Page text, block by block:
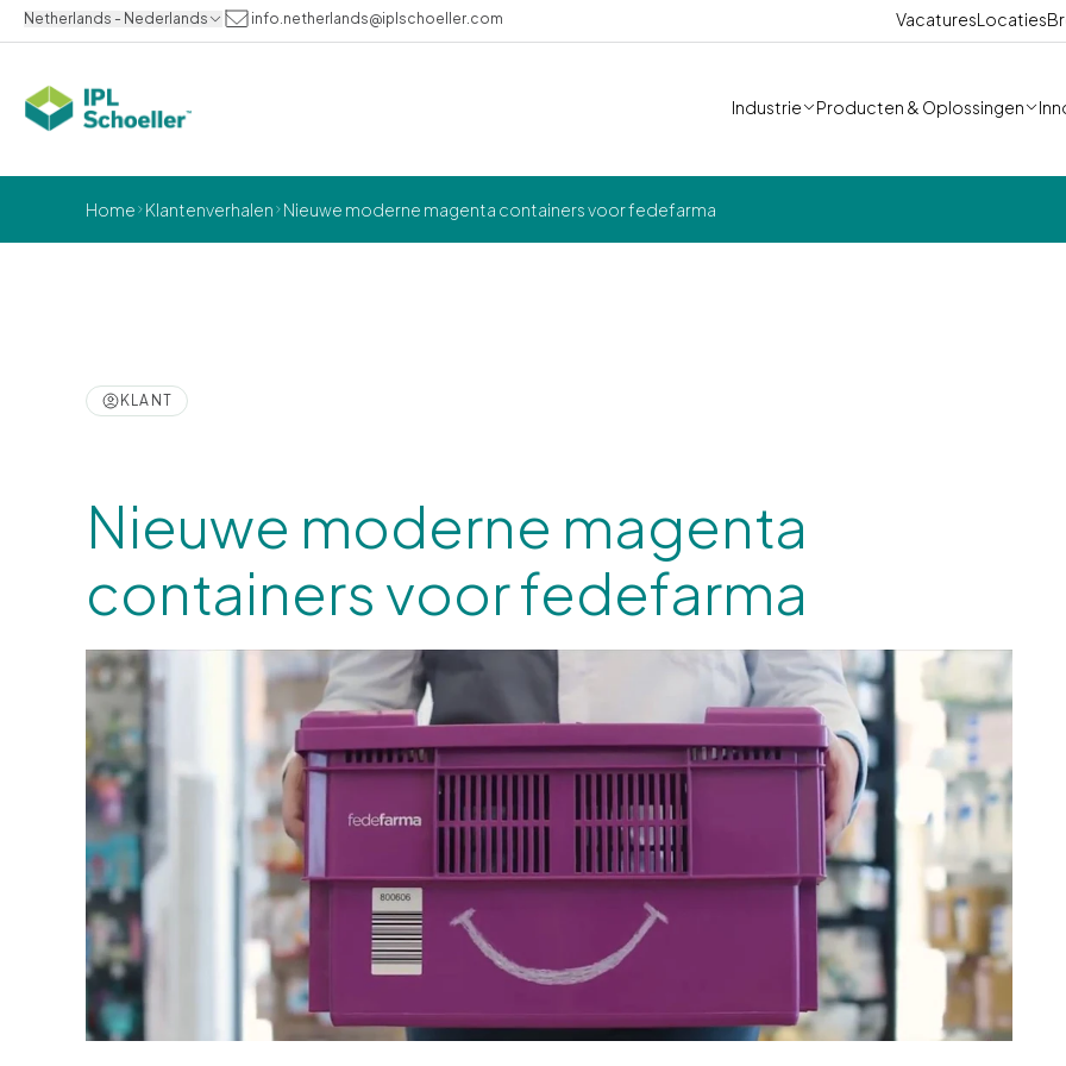
Netherlands - Nederlands info.netherlands@iplschoeller.com VacaturesLocaties
Industrie Producten & Oplossingen
Home Klantenverhalen Nieuwe moderne magenta containers voor fedefarma
KLANT
Nieuwe moderne magenta
containers voor fedefarma